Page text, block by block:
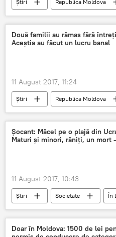
Știri Republica Moldova
Chișinău
Băcioi
Petru Craveț
Două familii au rămas fără
Aceștia au făcut un lucru banal
11 August 2017, 11:24
Știri Republica Moldova
Societate
salvatori
Prut
înec
Șocant: Măcel pe o plajă din
Maturi și minori, răniți, un mort
11 August 2017, 10:43
Știri Societate
În
Ucraina
Poltava
răniți
deschis focul
Doar în Moldova: 1500 de lei